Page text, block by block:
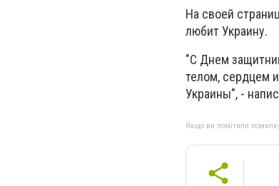
На своей
любит Украину.
"С Днем
телом, сердцем
Украины", -
Якщо ви помітили